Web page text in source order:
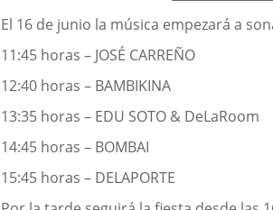
El 16 de junio la música empezará a
11:45 horas – JOSÉ CARREÑO
12:40 horas – BAMBIKINA
13:35 horas – EDU SOTO & DeLaRoom
14:45 horas – BOMBAI
15:45 horas – DELAPORTE